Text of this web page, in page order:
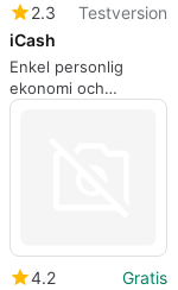
2.3
Testversion
iCash
Enkel personlig
ekonomi och
pengahantering
4.2
Gratis